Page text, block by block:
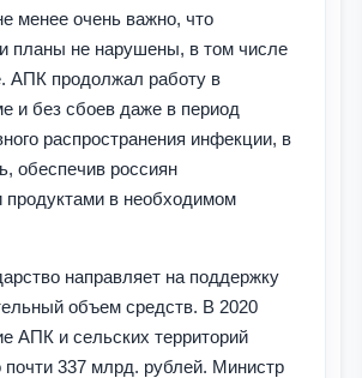
менее очень важно, что
планы не нарушены, в том числе
АПК продолжал работу в
и без сбоев даже в период
распространения инфекции, в
обеспечив россиян
продуктами в необходимом
направляет на поддержку
объем средств. В 2020
АПК и сельских территорий
почти 337 млрд. рублей. Министр